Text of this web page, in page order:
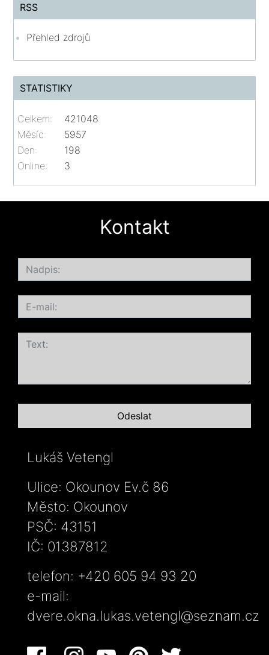
RSS
Přehled zdrojů
STATISTIKY
Online: 3
Celkem:
421048
Měsíc:
5957
Den:
198
Kontakt
Lukáš Vetengl
Ulice: Okounov Ev.č 86
Město: Okounov
PSČ: 43151
IČ: 01387812
telefon: +420 605 94 93 20
e-mail:
dvere.okna.lukas.vetengl@seznam.cz